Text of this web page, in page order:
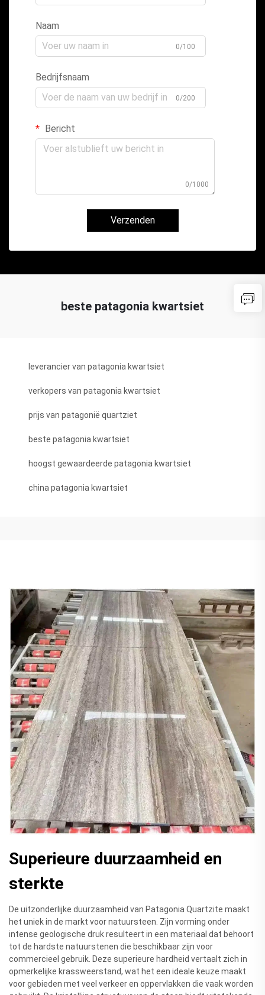
Naam
0/100
Bedrijfsnaam
0/200
Bericht
0/1000
Verzenden
beste patagonia kwartsiet
leverancier van patagonia kwartsiet
verkopers van patagonia kwartsiet
prijs van patagonië quartziet
beste patagonia kwartsiet
hoogst gewaardeerde patagonia kwartsiet
china patagonia kwartsiet
Superieure duurzaamheid en
sterkte
De uitzonderlijke duurzaamheid van Patagonia Quartzite maakt
het uniek in de markt voor natuursteen. Zijn vorming onder
intense geologische druk resulteert in een materiaal dat behoort
tot de hardste natuurstenen die beschikbaar zijn voor
commercieel gebruik. Deze superieure hardheid vertaalt zich in
opmerkelijke krassweerstand, wat het een ideale keuze maakt
voor gebieden met veel verkeer en oppervlakken die vaak worden